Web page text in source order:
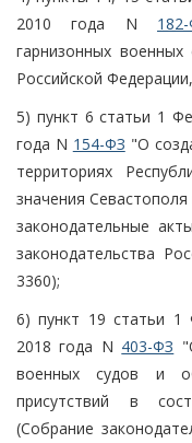
2010 года N
гарнизонных военных
Российской
5) пункт 6 статьи 1
года N 154-ФЗ "О
территориях
значения
законодательные
законодательства
3360);
6) пункт 19 статьи 1
2018 года N 403-ФЗ
военных судов и
присутствий в
(Собрание